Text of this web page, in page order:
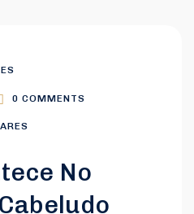
0 COMMENTS
No